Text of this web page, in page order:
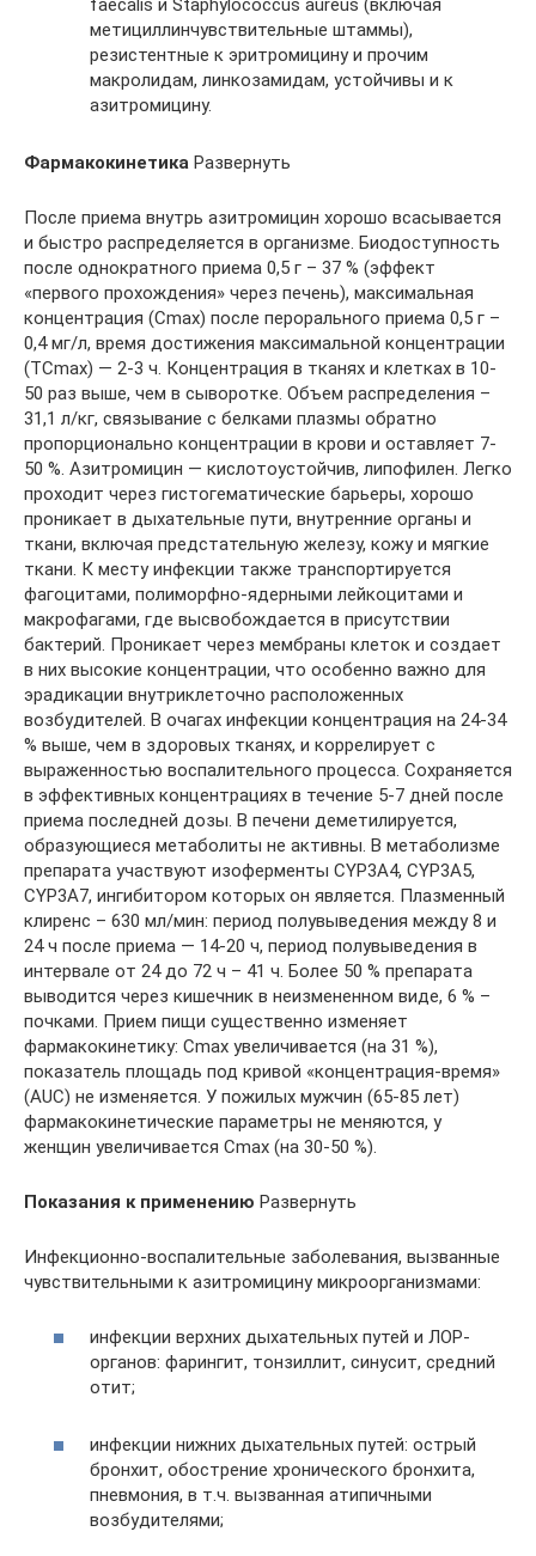
метициллинчувствительные штаммы),
резистентные к эритромицину и прочим
макролидам, линкозамидам, устойчивы и к
азитромицину.
Фармакокинетика Развернуть
После приема внутрь азитромицин хорошо всасывается
и быстро распределяется в организме. Биодоступность
после однократного приема 0,5 г – 37 % (эффект
«первого прохождения» через печень), максимальная
концентрация (Cmax) после перорального приема 0,5 г –
0,4 мг/л, время достижения максимальной концентрации
(TCmax) — 2-3 ч. Концентрация в тканях и клетках в 10-
50 раз выше, чем в сыворотке. Объем распределения –
31,1 л/кг, связывание с белками плазмы обратно
пропорционально концентрации в крови и оставляет 7-
50 %. Азитромицин — кислотоустойчив, липофилен. Легко
проходит через гистогематические барьеры, хорошо
проникает в дыхательные пути, внутренние органы и
ткани, включая предстательную железу, кожу и мягкие
ткани. К месту инфекции также транспортируется
фагоцитами, полиморфно-ядерными лейкоцитами и
макрофагами, где высвобождается в присутствии
бактерий. Проникает через мембраны клеток и создает
в них высокие концентрации, что особенно важно для
эрадикации внутриклеточно расположенных
возбудителей. В очагах инфекции концентрация на 24-34
% выше, чем в здоровых тканях, и коррелирует с
выраженностью воспалительного процесса. Сохраняется
в эффективных концентрациях в течение 5-7 дней после
приема последней дозы. В печени деметилируется,
образующиеся метаболиты не активны. В метаболизме
препарата участвуют изоферменты CYP3A4, CYP3A5,
CYP3A7, ингибитором которых он является. Плазменный
клиренс – 630 мл/мин: период полувыведения между 8 и
24 ч после приема — 14-20 ч, период полувыведения в
интервале от 24 до 72 ч – 41 ч. Более 50 % препарата
выводится через кишечник в неизмененном виде, 6 % –
почками. Прием пищи существенно изменяет
фармакокинетику: Cmax увеличивается (на 31 %),
показатель площадь под кривой «концентрация-время»
(AUC) не изменяется. У пожилых мужчин (65-85 лет)
фармакокинетические параметры не меняются, у
женщин увеличивается Cmax (на 30-50 %).
Показания к применению Развернуть
Инфекционно-воспалительные заболевания, вызванные
чувствительными к азитромицину микроорганизмами:
инфекции верхних дыхательных путей и ЛОР-
органов: фарингит, тонзиллит, синусит, средний
отит;
инфекции нижних дыхательных путей: острый
бронхит, обострение хронического бронхита,
пневмония, в т.ч. вызванная атипичными
возбудителями;